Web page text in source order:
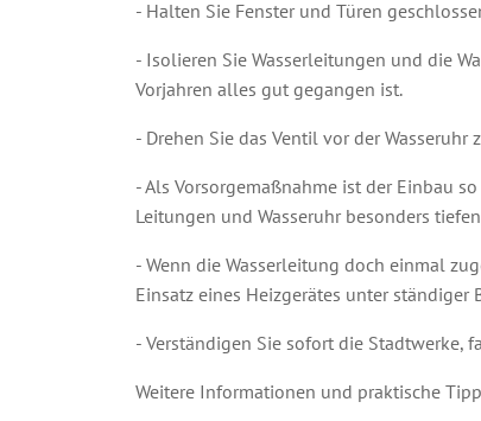
- Halten Sie Fenster und Türen
- Isolieren Sie Wasserleitungen und die
Vorjahren alles gut gegangen ist.
- Drehen Sie das Ventil vor der
- Als Vorsorgemaßnahme ist der Einbau
Leitungen und Wasseruhr besonders
- Wenn die Wasserleitung doch einmal
Einsatz eines Heizgerätes unter ständiger
- Verständigen Sie sofort die Stadtwerke,
Weitere Informationen und praktische